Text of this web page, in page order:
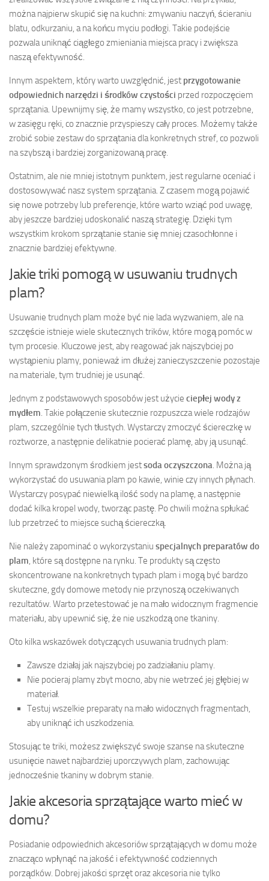
można najpierw skupić się na kuchni: zmywaniu naczyń, ścieraniu
blatu, odkurzaniu, a na końcu myciu podłogi. Takie podejście
pozwala uniknąć ciągłego zmieniania miejsca pracy i zwiększa
naszą efektywność.
Innym aspektem, który warto uwzględnić, jest przygotowanie
odpowiednich narzędzi i środków czystości przed rozpoczęciem
sprzątania. Upewnijmy się, że mamy wszystko, co jest potrzebne,
w zasięgu ręki, co znacznie przyspieszy cały proces. Możemy także
zrobić sobie zestaw do sprzątania dla konkretnych stref, co pozwoli
na szybszą i bardziej zorganizowaną pracę.
Ostatnim, ale nie mniej istotnym punktem, jest regularne oceniać i
dostosowywać nasz system sprzątania. Z czasem mogą pojawić
się nowe potrzeby lub preferencje, które warto wziąć pod uwagę,
aby jeszcze bardziej udoskonalić naszą strategię. Dzięki tym
wszystkim krokom sprzątanie stanie się mniej czasochłonne i
znacznie bardziej efektywne.
Jakie triki pomogą w usuwaniu trudnych
plam?
Usuwanie trudnych plam może być nie lada wyzwaniem, ale na
szczęście istnieje wiele skutecznych trików, które mogą pomóc w
tym procesie. Kluczowe jest, aby reagować jak najszybciej po
wystąpieniu plamy, ponieważ im dłużej zanieczyszczenie pozostaje
na materiale, tym trudniej je usunąć.
Jednym z podstawowych sposobów jest użycie ciepłej wody z
mydłem. Takie połączenie skutecznie rozpuszcza wiele rodzajów
plam, szczególnie tych tłustych. Wystarczy zmoczyć ściereczkę w
roztworze, a następnie delikatnie pocierać plamę, aby ją usunąć.
Innym sprawdzonym środkiem jestsoda oczyszczona. Można ją
wykorzystać do usuwania plam po kawie, winie czy innych płynach.
Wystarczy posypać niewielką ilość sody na plamę, a następnie
dodać kilka kropel wody, tworząc pastę. Po chwili można spłukać
lub przetrzeć to miejsce suchą ściereczką.
Nie należy zapominać o wykorzystaniu specjalnych preparatów do
plam, które są dostępne na rynku. Te produkty są często
skoncentrowane na konkretnych typach plam i mogą być bardzo
skuteczne, gdy domowe metody nie przynoszą oczekiwanych
rezultatów. Warto przetestować je na mało widocznym fragmencie
materiału, aby upewnić się, że nie uszkodzą one tkaniny.
Oto kilka wskazówek dotyczących usuwania trudnych plam:
Zawsze działaj jak najszybciej po zadziałaniu plamy.
Nie pocieraj plamy zbyt mocno, aby nie wetrzeć jej głębiej w
materiał.
Testuj wszelkie preparaty na mało widocznych fragmentach,
aby uniknąć ich uszkodzenia.
Stosując te triki, możesz zwiększyć swoje szanse na skuteczne
usunięcie nawet najbardziej uporczywych plam, zachowując
jednocześnie tkaniny w dobrym stanie.
Jakie akcesoria sprzątające warto mieć w
domu?
Posiadanie odpowiednich akcesoriów sprzątających w domu może
znacząco wpłynąć na jakość i efektywność codziennych
porządków. Dobrej jakości sprzęt oraz akcesoria nie tylko